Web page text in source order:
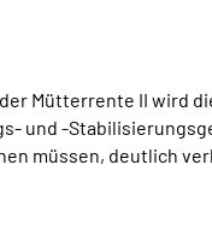
Mütterrente II wird
und -
müssen, deutlich